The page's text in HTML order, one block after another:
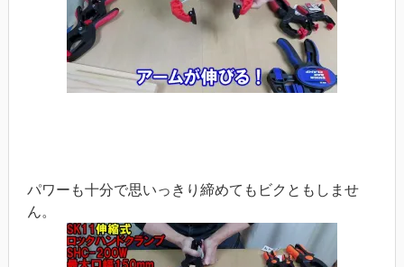
パワーも十分で思いっきり締めてもビクともしませ
ん。